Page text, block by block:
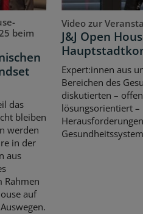
beim
das
bleiben
werden
in der
aus
Rahmen
auf
Video zur
J&J Open
Expert:innen aus
Bereichen des
diskutierten –
lösungsorientiert –